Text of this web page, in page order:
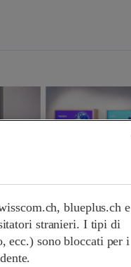
blueplus.ch e
stranieri. I tipi di
ecc.) sono bloccati per i